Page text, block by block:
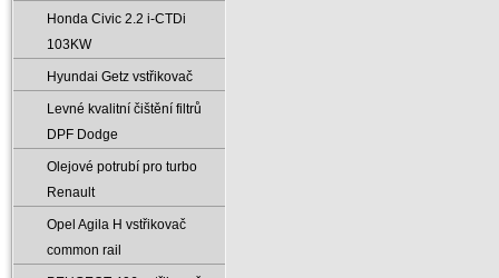
Honda Civic 2.2 i-CTDi
103KW
Hyundai Getz vstřikovač
Levné kvalitní čištění filtrů
DPF Dodge
Olejové potrubí pro turbo
Renault
Opel Agila H vstřikovač
common rail